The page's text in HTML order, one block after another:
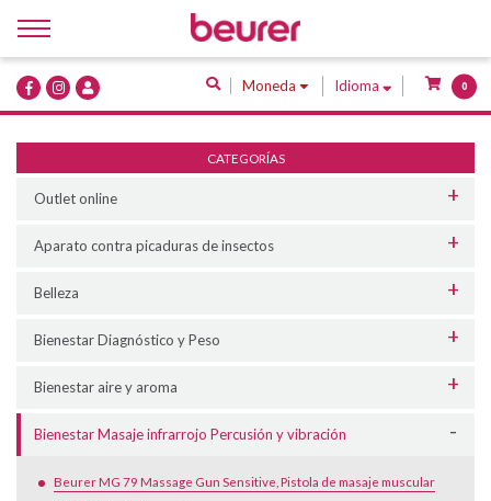
Moneda Idioma 0
Inicio
Quiénes Somos
Servicios
CATEGORÍAS
Outlet online
Aparato contra picaduras de insectos
Belleza
Bienestar Diagnóstico y Peso
Bienestar aire y aroma
Bienestar Masaje infrarrojo Percusión y vibración
Beurer MG 79 Massage Gun Sensitive, Pistola de masaje muscular